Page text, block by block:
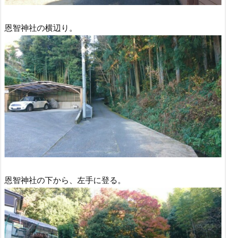
恩智神社の横辺り。
恩智神社の下から、左手に登る。